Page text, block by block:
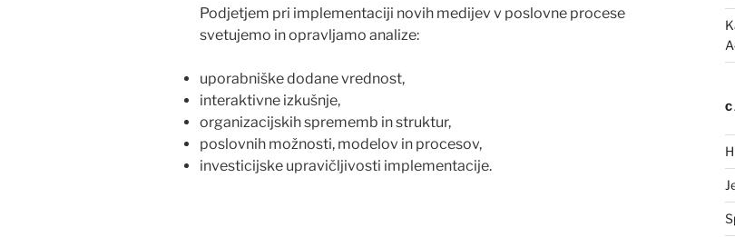
Podjetjem pri implementaciji novih medijevv poslovne procese
svetujemo in opravljamo analize:
uporabniškedodane vrednost,
interaktivne izkušnje,
organizacijskihsprememb instruktur,
poslovnih možnosti, modelov in procesov,
investicijske upravičljivosti implementacije.